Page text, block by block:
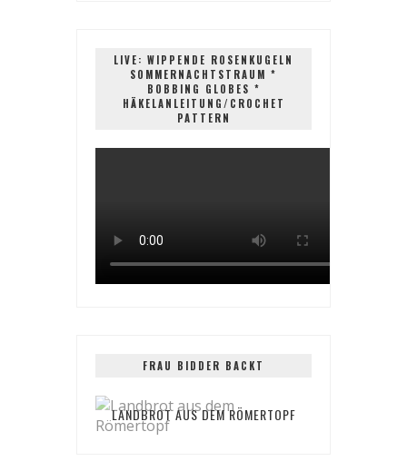
LIVE: WIPPENDE ROSENKUGELN
SOMMERNACHTSTRAUM *
BOBBING GLOBES *
HÄKELANLEITUNG/CROCHET
PATTERN
FRAU BIDDER BACKT
LANDBROT AUS DEM RÖMERTOPF